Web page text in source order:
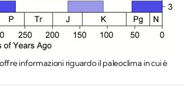
informazioni riguardo il paleoclima in cui è